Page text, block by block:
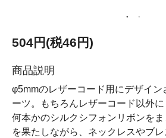
504円(税46円)
商品説明
φ5mmのレザーコード用にデザイン
ーツ。もちろんレザーコード以外に
何本かのシルクシフォンリボンを
を果たしながら、ネックレスやブ